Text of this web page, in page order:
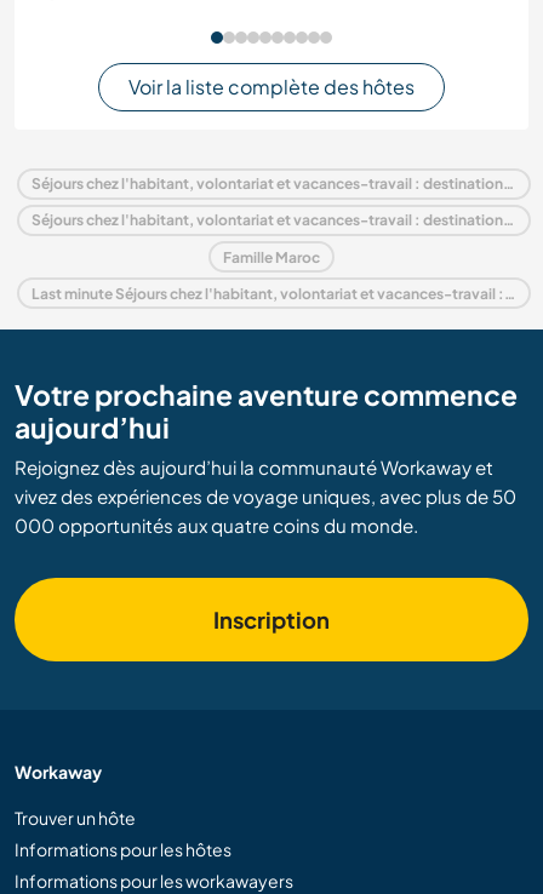
Voir la liste complète des hôtes
Séjours chez l'habitant, volontariat et vacances-travail : destination Maroc
Séjours chez l'habitant, volontariat et vacances-travail : destination Afrique
Famille Maroc
Last minute Séjours chez l'habitant, volontariat et vacances-travail : destination Maroc
Votre prochaine aventure commence
aujourd’hui
Rejoignez dès aujourd’hui la communauté Workaway et
vivez des expériences de voyage uniques, avec plus de 50
000 opportunités aux quatre coins du monde.
Inscription
Workaway
Trouver un hôte
Informations pour les hôtes
Informations pour les workawayers